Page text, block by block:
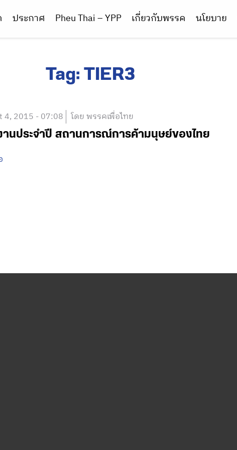
ประกาศ Pheu Thai – YPP เกี่ยวกับพรรค นโยบาย
Tag: TIER3
4, 2015 - 07:08 โดย พรรคเพื่อไทย
านประจำปี สถานการณ์การค้ามนุษย์ของไทย